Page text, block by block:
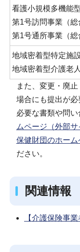
看護小規模多機能
第1号訪問事業（総
第1号通所事業（総
地域密着型特定施
地域密着型介護老
また、変更・廃
場合にも提出が必
必要な書類や問い
ムページ（外部サ
保健財団のホーム
ださい。
関連情報
【介護保険事